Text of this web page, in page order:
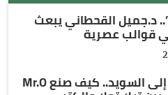
د.جميل القحطاني يبعث
قوالب عصرية
من الغردقة إلى السويد.. كيف صنع Mr.O